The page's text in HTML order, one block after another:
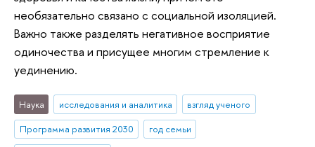
необязательно связано с социальной изоляцией.
Важно также разделять негативное восприятие
одиночества и присущее многим стремление к
уединению.
Наука исследования и аналитика
взгляд ученого
Программа развития 2030
год семьи